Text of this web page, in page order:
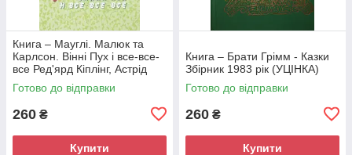
Книга – Мауглі. Малюк та
Карлсон. Вінні Пух і все-все-
все Ред'ярд Кіплінг, Астрід
Ліндгрен, Алан Мілн (Б/У -
УЦІНКА)
Готово до відправки
260 ₴
Купити
Книга – Брати Грімм - Казки
Збірник 1983 рік (УЦІНКА)
Готово до відправки
260 ₴
Купити